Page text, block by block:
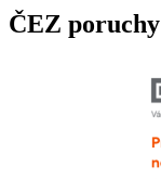
ČEZ poruchy